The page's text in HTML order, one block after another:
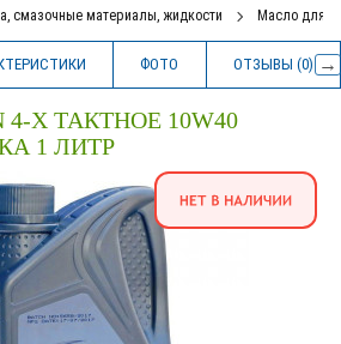
смазочные материалы, жидкости Масло для
ФОТО ОТЗЫВЫ (0)
4-Х ТАКТНОЕ 10W40
1 ЛИТР